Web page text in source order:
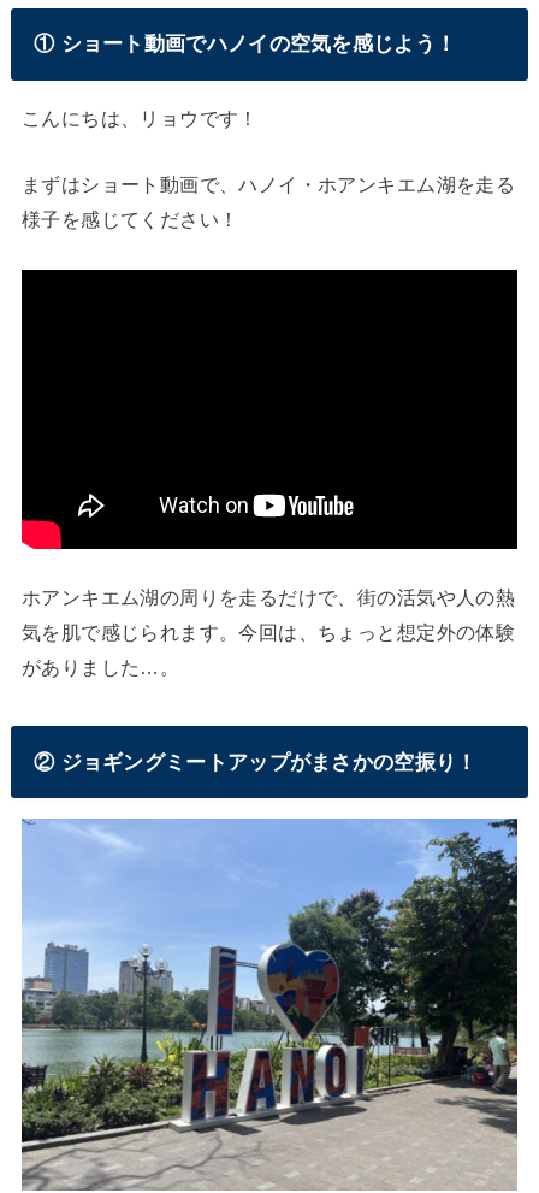
① ショート動画でハノイの空気を感じよう！
こんにちは、リョウです！
まずはショート動画で、ハノイ・ホアンキエム湖を走る
様子を感じてください！
ホアンキエム湖の周りを走るだけで、街の活気や人の熱
気を肌で感じられます。今回は、ちょっと想定外の体験
がありました…。
② ジョギングミートアップがまさかの空振り！